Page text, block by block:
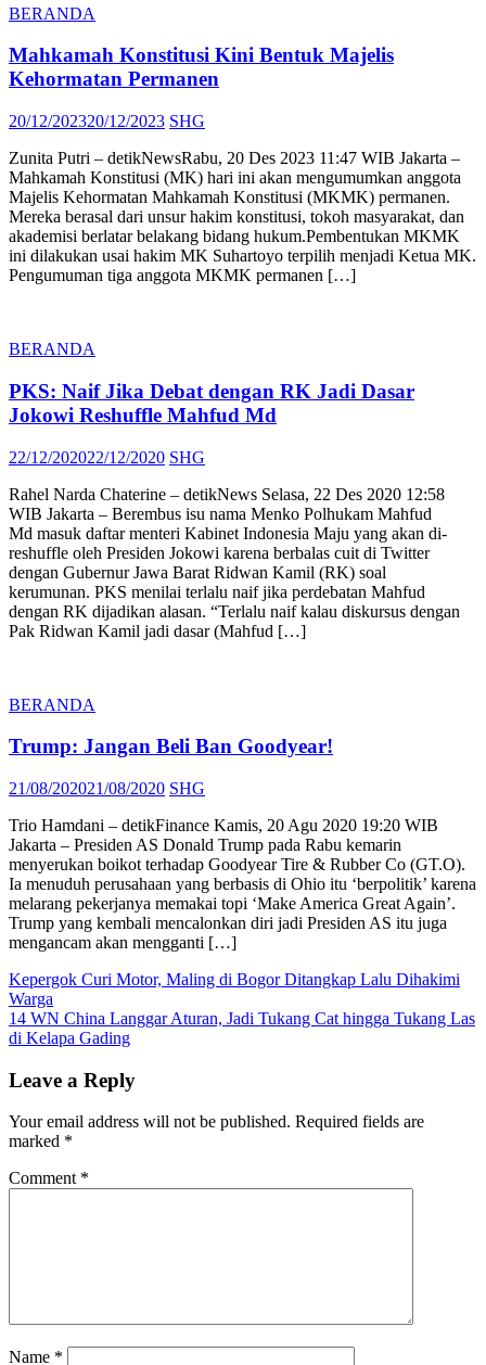
BERANDA
Mahkamah Konstitusi Kini Bentuk Majelis
Kehormatan Permanen
Posted
20/12/202320/12/2023 Author
SHG
Zunita Putri – detikNewsRabu, 20 Des 2023 11:47 WIB Jakarta –
Mahkamah Konstitusi (MK) hari ini akan mengumumkan anggota
Majelis Kehormatan Mahkamah Konstitusi (MKMK) permanen.
Mereka berasal dari unsur hakim konstitusi, tokoh masyarakat, dan
akademisi berlatar belakang bidang hukum.Pembentukan MKMK
ini dilakukan usai hakim MK Suhartoyo terpilih menjadi Ketua MK.
Pengumuman tiga anggota MKMK permanen […]
BERANDA
PKS: Naif Jika Debat dengan RK Jadi Dasar
Jokowi Reshuffle Mahfud Md
Posted
22/12/202022/12/2020 Author
SHG
Rahel Narda Chaterine – detikNews Selasa, 22 Des 2020 12:58
WIB Jakarta – Berembus isu nama Menko Polhukam Mahfud
Md masuk daftar menteri Kabinet Indonesia Maju yang akan di-
reshuffle oleh Presiden Jokowi karena berbalas cuit di Twitter
dengan Gubernur Jawa Barat Ridwan Kamil (RK) soal
kerumunan. PKS menilai terlalu naif jika perdebatan Mahfud
dengan RK dijadikan alasan. “Terlalu naif kalau diskursus dengan
Pak Ridwan Kamil jadi dasar (Mahfud […]
BERANDA
Trump: Jangan Beli Ban Goodyear!
Posted
21/08/202021/08/2020 Author
SHG
Trio Hamdani – detikFinance Kamis, 20 Agu 2020 19:20 WIB
Jakarta – Presiden AS Donald Trump pada Rabu kemarin
menyerukan boikot terhadap Goodyear Tire & Rubber Co (GT.O).
Ia menuduh perusahaan yang berbasis di Ohio itu ‘berpolitik’ karena
melarang pekerjanya memakai topi ‘Make America Great Again’.
Trump yang kembali mencalonkan diri jadi Presiden AS itu juga
mengancam akan mengganti […]
Post
navigation
Kepergok Curi Motor, Maling di Bogor Ditangkap Lalu Dihakimi
Warga
14 WN China Langgar Aturan, Jadi Tukang Cat hingga Tukang Las
di Kelapa Gading
Leave a Reply
Your email address will not be published. Required fields are
marked *
Comment *
Name *